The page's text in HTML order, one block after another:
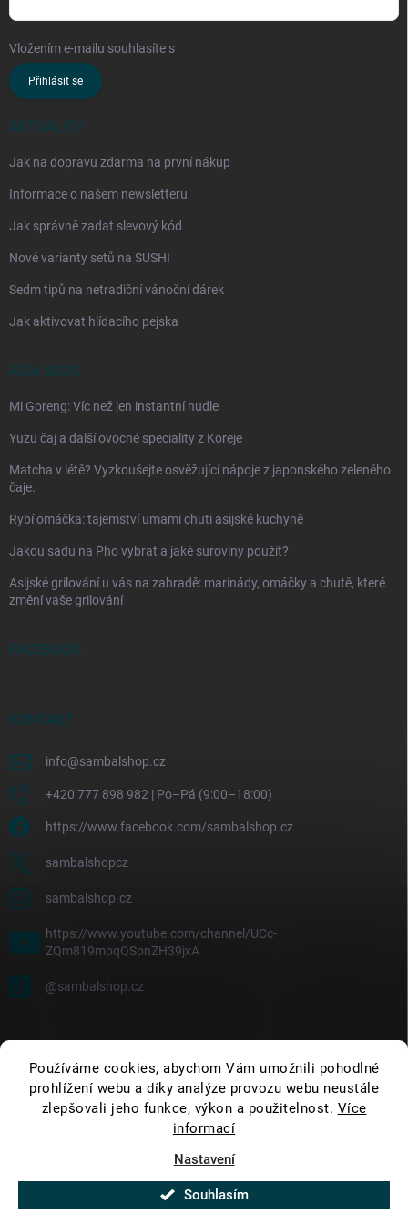
Používáme cookies, abychom Vám umožnili pohodlné
prohlížení webu a díky analýze provozu webu neustále
zlepšovali jeho funkce, výkon a použitelnost. Více
informací
Nastavení
Souhlasím
Vložením e-mailu souhlasíte s
Přihlásit se
AKTUALITY
Jak na dopravu zdarma na první nákup
Informace o našem newsletteru
Jak správně zadat slevový kód
Nové varianty setů na SUSHI
Sedm tipů na netradiční vánoční dárek
Jak aktivovat hlídacího pejska
ASIA BLOG
Mi Goreng: Víc než jen instantní nudle
Yuzu čaj a další ovocné speciality z Koreje
Matcha v létě? Vyzkoušejte osvěžující nápoje z japonského zeleného
čaje.
Rybí omáčka: tajemství umami chuti asijské kuchyně
Jakou sadu na Pho vybrat a jaké suroviny použít?
Asijské grilování u vás na zahradě: marinády, omáčky a chutě, které
změní vaše grilování
FACEBOOK
KONTAKT
info@sambalshop.cz
+420 777 898 982 | Po–Pá (9:00–18:00)
https://www.facebook.com/sambalshop.cz
sambalshopcz
sambalshop.cz
https://www.youtube.com/channel/UCc-
ZQm819mpqQSpnZH39jxA
@sambalshop.cz
Vytvořil Shoptet
. Všechna práva vyhrazena.
cookies